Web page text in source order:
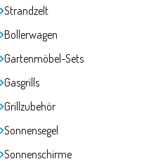
Strandzelt
Bollerwagen
Gartenmöbel-Sets
Gasgrills
Grillzubehör
Sonnensegel
Sonnenschirme